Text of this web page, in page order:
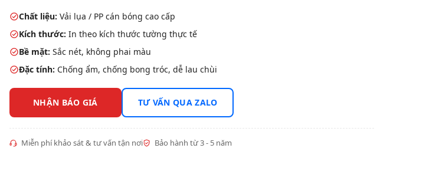
Chất liệu: Vải lụa / PP cán bóng cao cấp
Kích thước: In theo kích thước tường thực tế
Bề mặt: Sắc nét, không phai màu
Đặc tính: Chống ẩm, chống bong tróc, dễ lau chùi
NHẬN BÁO GIÁ TƯ VẤN QUA ZALO
Miễn phí khảo sát & tư vấn tận nơi Bảo hành từ 3 - 5 năm